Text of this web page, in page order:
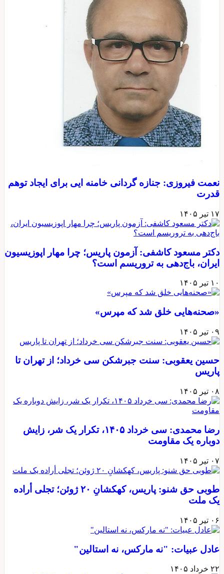
نعمت فیروزی: جنازه گردانی خامنه ایی برای ایجاد توهم
قدرت
۱۷ تیر ۱۴۰۵
دکتر مسعود کاشفی: آزمون پاریس؛ چرا مهار اپوزیسیون
ایران، باج‌دهی به تروریسم است؟
۱۰ تیر ۱۴۰۵
«صحنه‌هایی خلق شد که مپرس»
۰۹ تیر ۱۴۰۵
حسین یعقوبی: سنت جبرشکن سی خرداد؛ از تهران تا
پاریس
۰۸ تیر ۱۴۰۵
رضا محمدی: سی خرداد ۱۴۰۵، تکرار یک شر، زایش
دوباره یک مقاومت
۰۷ تیر ۱۴۰۵
طوبی حق شنو: پاریس، کهکشانِ ۲۰ ژوئن؛ تجلی أراده
یک ملت
۰۶ تیر ۱۴۰۵
عادل عبیات: "نه مارکس، نه استالین"
۲۲ خرداد ۱۴۰۵